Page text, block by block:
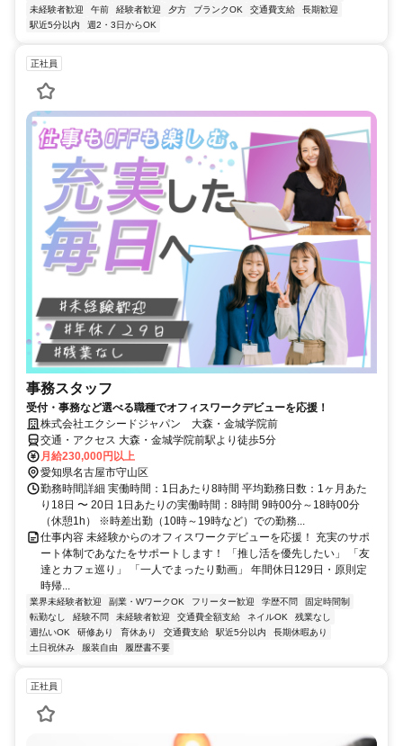
未経験者歓迎
午前 経験者歓迎 夕方 ブランクOK 交通費支給
長期歓迎
駅近5分以内
週2・3日からOK
正社員
事務スタッフ
受付・事務など選べる職種でオフィスワークデビューを応援！
株式会社エクシードジャパン 大森・金城学院前
交通・アクセス 大森・金城学院前駅より徒歩5分
月給230,000円以上
愛知県名古屋市守山区
勤務時間詳細 実働時間：1日あたり8時間 平均勤務日数：1ヶ月あた
り18日 〜 20日 1日あたりの実働時間：8時間 9時00分～18時00分
（休憩1h） ※時差出勤（10時～19時など）での勤務...
仕事内容 未経験からのオフィスワークデビューを応援！ 充実のサポ
ート体制であなたをサポートします！ 「推し活を優先したい」 「友
達とカフェ巡り」 「一人でまったり動画」 年間休日129日・原則定
時帰...
業界未経験者歓迎 副業・WワークOK フリーター歓迎 学歴不問
固定時間制
転勤なし
経験不問 未経験者歓迎 交通費全額支給 ネイルOK
残業なし
週払いOK
研修あり 育休あり 交通費支給 駅近5分以内
長期休暇あり
土日祝休み
服装自由 履歴書不要
正社員